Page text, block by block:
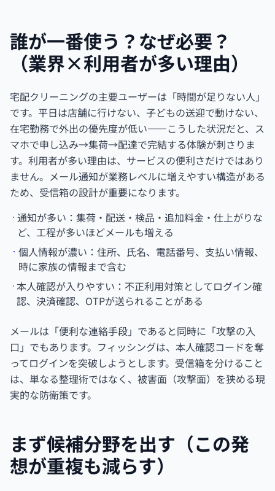
誰が一番使う？なぜ必要？
（業界×利用者が多い理由）
宅配クリーニングの主要ユーザーは「時間が足りない人」
です。平日は店舗に行けない、子どもの送迎で動けない、
在宅勤務で外出の優先度が低い――こうした状況だと、ス
マホで申し込み→集荷→配達で完結する体験が刺さりま
す。利用者が多い理由は、サービスの便利さだけではあり
ません。メール通知が業務レベルに増えやすい構造がある
ため、受信箱の設計が重要になります。
通知が多い：集荷・配送・検品・追加料金・仕上がりな
ど、工程が多いほどメールも増える
個人情報が濃い：住所、氏名、電話番号、支払い情報、
時に家族の情報まで含む
本人確認が入りやすい：不正利用対策としてログイン確
認、決済確認、OTPが送られることがある
メールは「便利な連絡手段」であると同時に「攻撃の入
口」でもあります。フィッシングは、本人確認コードを奪
ってログインを突破しようとします。受信箱を分けること
は、単なる整理術ではなく、被害面（攻撃面）を狭める現
実的な防衛策です。
まず候補分野を出す（この発
想が重複も減らす）